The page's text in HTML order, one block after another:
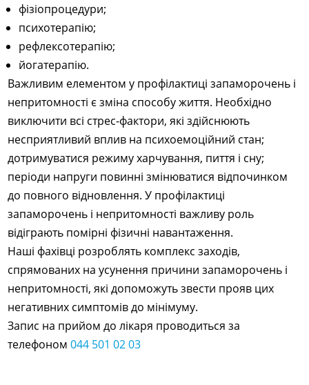
фізіопроцедури;
психотерапію;
рефлексотерапію;
йогатерапію.
Важливим елементом у профілактиці запаморочень і
непритомності є зміна способу життя. Необхідно
виключити всі стрес-фактори, які здійснюють
несприятливий вплив на психоемоційний стан;
дотримуватися режиму харчування, пиття і сну;
періоди напруги повинні змінюватися відпочинком
до повного відновлення. У профілактиці
запаморочень і непритомності важливу роль
відіграють помірні фізичні навантаження.
Наші фахівці розроблять комплекс заходів,
спрямованих на усунення причини запаморочень і
непритомності, які допоможуть звести прояв цих
негативних симптомів до мінімуму.
Запис на прийом до лікаря проводиться за
телефоном044 501 02 03